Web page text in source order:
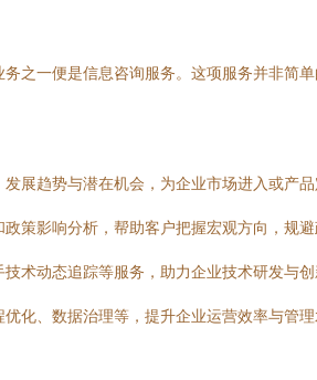
之一便是信息咨询服务。这项服务并非简
展趋势与潜在机会，为企业市场进入或产品
策影响分析，帮助客户把握宏观方向，规避
术动态追踪等服务，助力企业技术研发与创
化、数据治理等，提升企业运营效率与管理